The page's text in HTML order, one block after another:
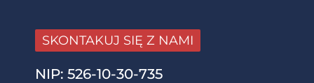
SKONTAKUJ SIĘ Z NAMI
NIP: 526-10-30-735